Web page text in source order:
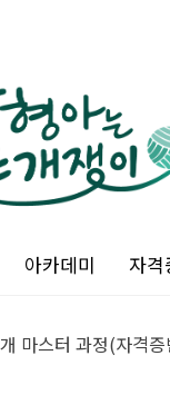
아카데미 자격
마스터 과정(자격